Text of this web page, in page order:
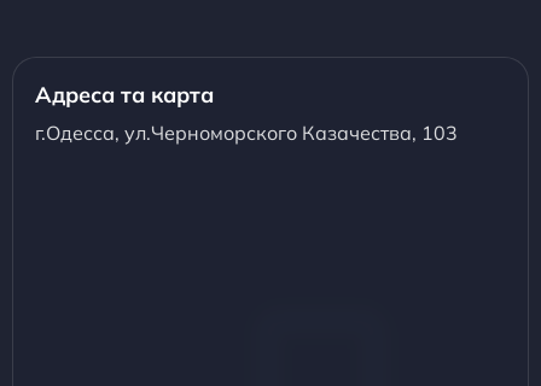
Адреса та карта
г.Одесса, ул.Черноморского Казачества, 103